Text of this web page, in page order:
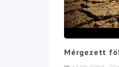
Mérgezett